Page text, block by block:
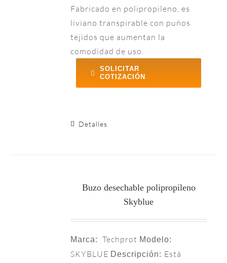
Fabricado en polipropileno, es
liviano transpirable con puños
tejidos que aumentan la
comodidad de uso.
SOLICITAR
COTIZACIÓN
Detalles
Buzo desechable polipropileno
Skyblue
Marca: Techprot Modelo:
SKYBLUE Descripción: Está